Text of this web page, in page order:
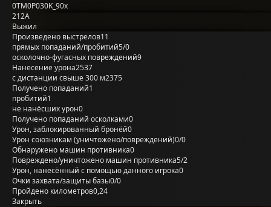
0TM0P030K_90x
212А
Выжил
Произведено выстрелов11
прямых попаданий/пробитий5/0
осколочно-фугасных повреждений9
Нанесение урона2537
с дистанции свыше 300 м2375
Получено попаданий1
пробитий1
не нанёсших урон0
Получено попаданий осколками0
Урон, заблокированный бронёй0
Урон союзникам (уничтожено/повреждений)0/0
Обнаружено машин противника0
Повреждено/уничтожено машин противника5/2
Урон, нанесённый с помощью данного игрока0
Очки захвата/защиты базы0/0
Пройдено километров0,24
Закрыть